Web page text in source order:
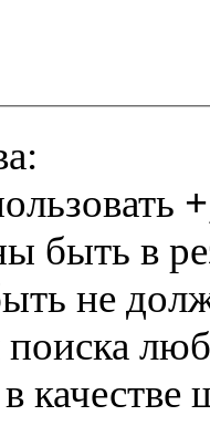
+
быть в
не
поиска
в качестве